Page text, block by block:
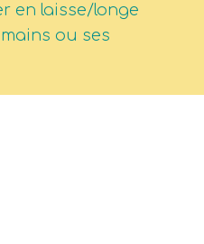
en laisse/longe
ou ses